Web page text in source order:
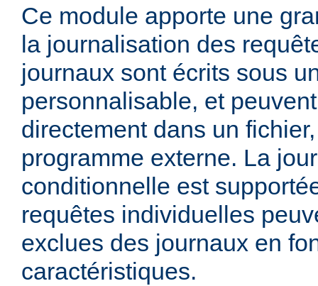
Ce module apporte une
la journalisation des
journaux sont écrits sous
personnalisable, et
directement dans un
programme externe. La
conditionnelle est
requêtes individuelles
exclues des journaux en
caractéristiques.